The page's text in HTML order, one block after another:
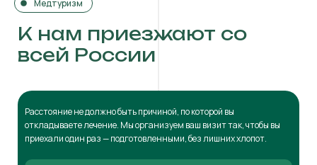
Медтуризм
К нам приезжают со
всей России
Расстояние не должно быть причиной, по которой вы
откладываете лечение. Мы организуем ваш визит так, чтобы вы
приехали один раз — подготовленными, без лишних хлопот.